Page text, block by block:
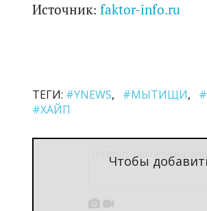
Источник: faktor-info.ru
ТЕГИ: #YNEWS #МЫТИЩИ
#ХАЙП
Чтобы
 